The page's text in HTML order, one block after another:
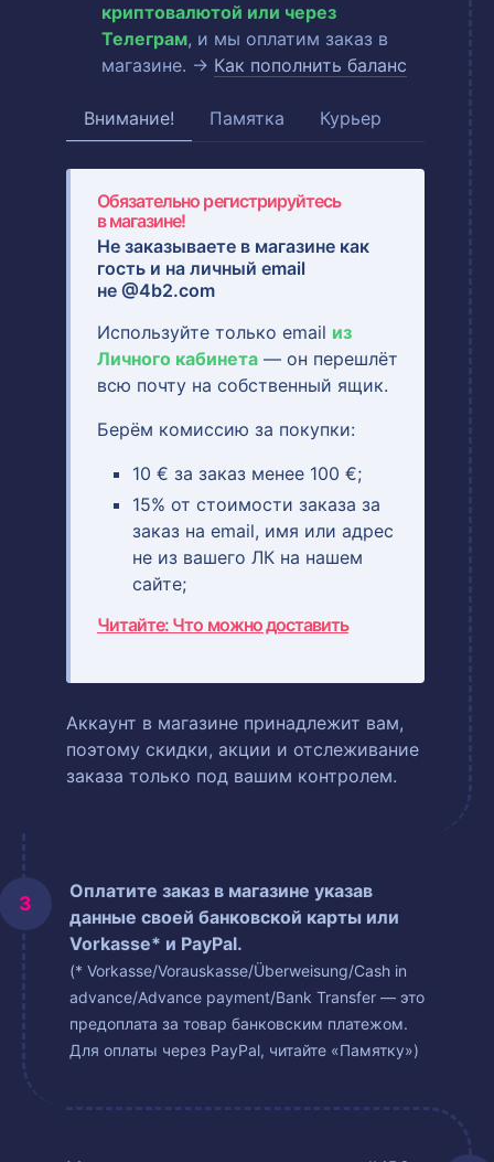
криптовалютой или через
Телеграм, и мы оплатим заказ в
магазине. → Как пополнить баланс
Внимание! Памятка Курьер
Обязательно регистрируйтесь
в магазине!
Не заказываете в магазине как
гость и на личный email
не @4b2.com
Используйте только email из
Личного кабинета — он перешлёт
всю почту на собственный ящик.
Берём комиссию за покупки:
10 € за заказ менее 100 €;
15% от стоимости заказа за
заказ на email, имя или адрес
не из вашего ЛК на нашем
сайте;
Читайте: Что можно доставить
Аккаунт в магазине принадлежит вам,
поэтому скидки, акции и отслеживание
заказа только под вашим контролем.
Оплатите заказ в магазине указав
данные своей банковской карты или
Vorkasse* и PayPal.
(* Vorkasse/Vorauskasse/Überweisung/Cash in
advance/Advance payment/Bank Transfer — это
предоплата за товар банковским платежом.
Для оплаты через PayPal, читайте «Памятку»)